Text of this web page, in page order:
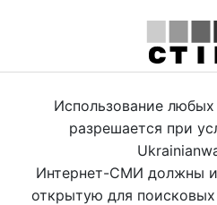
Использование
разрешается при
Интернет-СМИ должны
открытую для